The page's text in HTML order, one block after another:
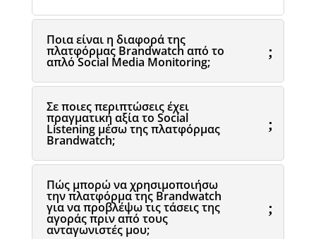
Ποια είναι η διαφορά της
πλατφόρμας Brandwatch από το
απλό Social Media Monitoring;
Σε ποιες περιπτώσεις έχει
πραγματική αξία το Social
Listening μέσω της πλατφόρμας
Brandwatch;
Πώς μπορώ να χρησιμοποιήσω
την πλατφόρμα της Brandwatch
για να προβλέψω τις τάσεις της
αγοράς πριν από τους
ανταγωνιστές μου;